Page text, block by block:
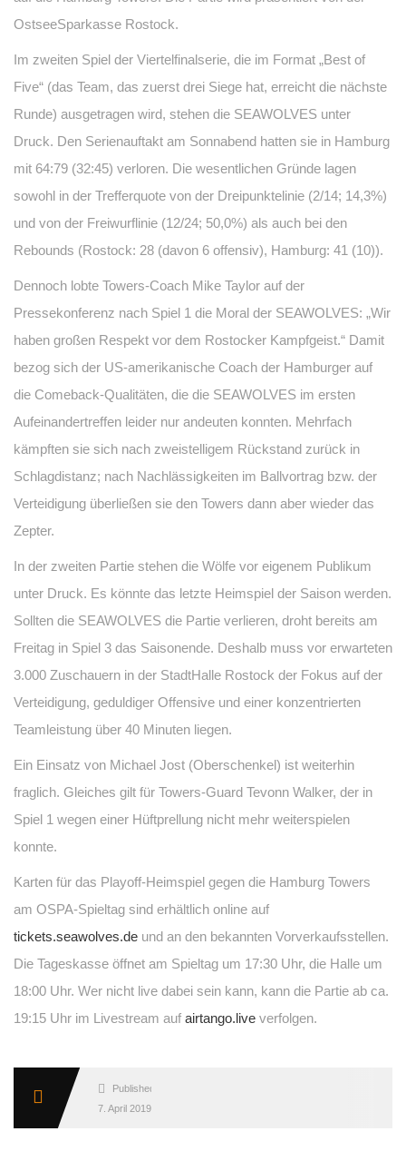
OstseeSparkasse Rostock.
Im zweiten Spiel der Viertelfinalserie, die im Format „Best of
Five“ (das Team, das zuerst drei Siege hat, erreicht die nächste
Runde) ausgetragen wird, stehen die SEAWOLVES unter
Druck. Den Serienauftakt am Sonnabend hatten sie in Hamburg
mit 64:79 (32:45) verloren. Die wesentlichen Gründe lagen
sowohl in der Trefferquote von der Dreipunktelinie (2/14; 14,3%)
und von der Freiwurflinie (12/24; 50,0%) als auch bei den
Rebounds (Rostock: 28 (davon 6 offensiv), Hamburg: 41 (10)).
Dennoch lobte Towers-Coach Mike Taylor auf der
Pressekonferenz nach Spiel 1 die Moral der SEAWOLVES: „Wir
haben großen Respekt vor dem Rostocker Kampfgeist.“ Damit
bezog sich der US-amerikanische Coach der Hamburger auf
die Comeback-Qualitäten, die die SEAWOLVES im ersten
Aufeinandertreffen leider nur andeuten konnten. Mehrfach
kämpften sie sich nach zweistelligem Rückstand zurück in
Schlagdistanz; nach Nachlässigkeiten im Ballvortrag bzw. der
Verteidigung überließen sie den Towers dann aber wieder das
Zepter.
In der zweiten Partie stehen die Wölfe vor eigenem Publikum
unter Druck. Es könnte das letzte Heimspiel der Saison werden.
Sollten die SEAWOLVES die Partie verlieren, droht bereits am
Freitag in Spiel 3 das Saisonende. Deshalb muss vor erwarteten
3.000 Zuschauern in der StadtHalle Rostock der Fokus auf der
Verteidigung, geduldiger Offensive und einer konzentrierten
Teamleistung über 40 Minuten liegen.
Ein Einsatz von Michael Jost (Oberschenkel) ist weiterhin
fraglich. Gleiches gilt für Towers-Guard Tevonn Walker, der in
Spiel 1 wegen einer Hüftprellung nicht mehr weiterspielen
konnte.
Karten für das Playoff-Heimspiel gegen die Hamburg Towers
am OSPA-Spieltag sind erhältlich online auf
tickets.seawolves.de und an den bekannten Vorverkaufsstellen.
Die Tageskasse öffnet am Spieltag um 17:30 Uhr, die Halle um
18:00 Uhr. Wer nicht live dabei sein kann, kann die Partie ab ca.
19:15 Uhr im Livestream auf airtango.live verfolgen.
Published
7. April 2019